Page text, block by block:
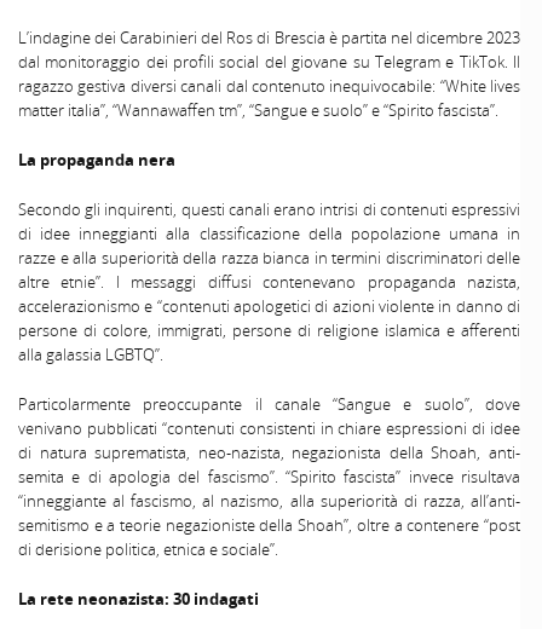
L’indagine dei Carabinieri del Ros di Brescia è partita nel dicembre 2023
dal monitoraggio dei profili social del giovane su Telegram e TikTok. Il
ragazzo gestiva diversi canali dal contenuto inequivocabile: “White lives
matter italia”, “Wannawaffen tm”, “Sangue e suolo” e “Spirito fascista”.
La propaganda nera
Secondo gli inquirenti, questi canali erano intrisi di contenuti espressivi
di idee inneggianti alla classificazione della popolazione umana in
razze e alla superiorità della razza bianca in termini discriminatori delle
altre etnie”. I messaggi diffusi contenevano propaganda nazista,
accelerazionismo e “contenuti apologetici di azioni violente in danno di
persone di colore, immigrati, persone di religione islamica e afferenti
alla galassia LGBTQ”.
Particolarmente preoccupante il canale “Sangue e suolo”, dove
venivano pubblicati “contenuti consistenti in chiare espressioni di idee
di natura suprematista, neo-nazista, negazionista della Shoah, anti-
semita e di apologia del fascismo”. “Spirito fascista” invece risultava
“inneggiante al fascismo, al nazismo, alla superiorità di razza, all’anti-
semitismo e a teorie negazioniste della Shoah”, oltre a contenere “post
di derisione politica, etnica e sociale”.
La rete neonazista: 30 indagati